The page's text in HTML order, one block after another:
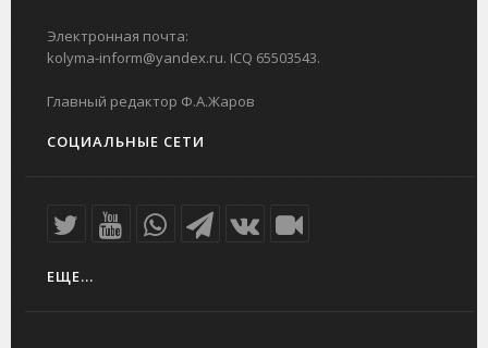
Электронная почта:
kolyma-inform@yandex.ru. ICQ 65503543.
Главный редактор Ф.А.Жаров
СОЦИАЛЬНЫЕ СЕТИ
ЕЩЕ...